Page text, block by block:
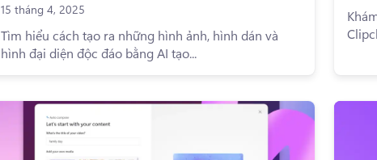
15 tháng 4, 2025
Tìm hiểu cách tạo ra những hình ảnh, hình dán và
hình đại diện độc đáo bằng AI tạo...